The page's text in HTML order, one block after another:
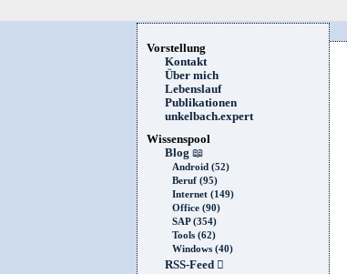
Vorstellung
Kontakt
Über mich
Lebenslauf
Publikationen
unkelbach.expert
Wissenspool
Blog 📖
Android (52)
Beruf (95)
Internet (149)
Office (90)
SAP (354)
Tools (62)
Windows (40)
RSS-Feed 